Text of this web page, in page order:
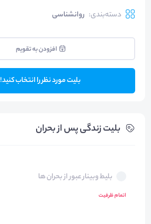
دسته‌بندی: روانشناسی
افزودن به تقویم
بلیت مورد نظر را انتخاب کنید!
بلیت‌ زندگی پس از بحران
بلیط وبینار عبور از بحران ها
اتمام ظرفیت